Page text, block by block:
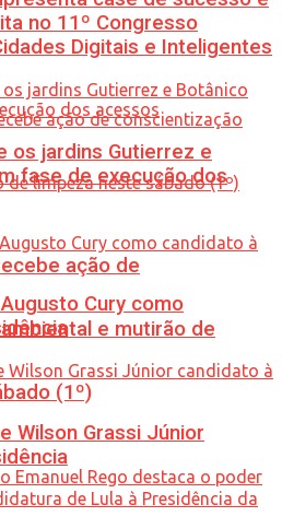
ação de
e mutirão de
(1º)
no 11º Congresso
Digitais e Inteligentes
os jardins Gutierrez e
fase de execução dos
Cury como
Wilson Grassi Júnior